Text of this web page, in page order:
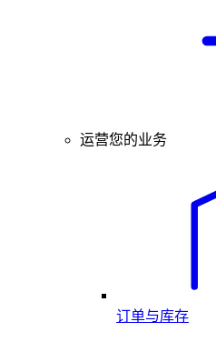
运营您的业务
订单与库存